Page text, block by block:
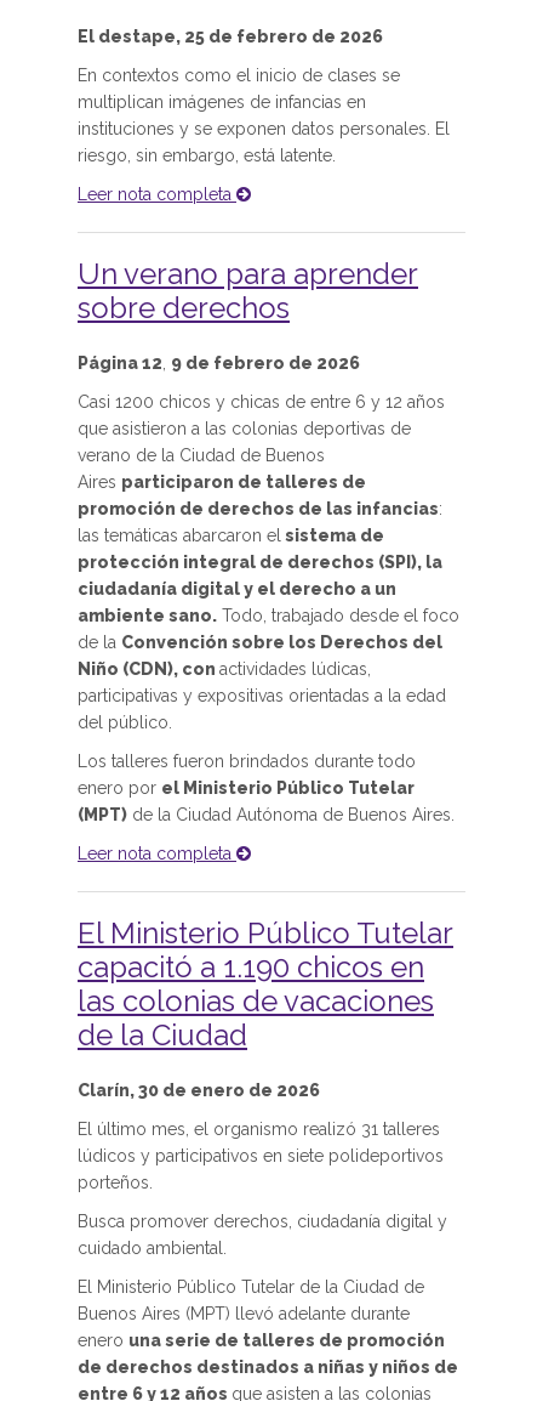
El destape, 25 de febrero de 2026
En contextos como el inicio de clases se
multiplican imágenes de infancias en
instituciones y se exponen datos personales. El
riesgo, sin embargo, está latente.
Leer nota completa
Un verano para aprender
sobre derechos
Página 12 9 de febrero de 2026
Casi 1200 chicos y chicas de entre 6 y 12 años
que asistieron a las colonias deportivas de
verano de la Ciudad de Buenos
Aires participaron de talleres de
promoción de derechos de las infancias:
las temáticas abarcaron el sistema de
protección integral de derechos (SPI), la
ciudadanía digital y el derecho a un
ambiente sano. Todo, trabajado desde el foco
de la Convención sobre los Derechos del
Niño (CDN), con actividades lúdicas,
participativas y expositivas orientadas a la edad
del público.
Los talleres fueron brindados durante todo
enero por el Ministerio Público Tutelar
(MPT) de la Ciudad Autónoma de Buenos Aires.
Leer nota completa
El Ministerio Público Tutelar
capacitó a 1.190 chicos en
las colonias de vacaciones
de la Ciudad
Clarín, 30 de enero de 2026
El último mes, el organismo realizó 31 talleres
lúdicos y participativos en siete polideportivos
porteños.
Busca promover derechos, ciudadanía digital y
cuidado ambiental.
El Ministerio Público Tutelar de la Ciudad de
Buenos Aires (MPT) llevó adelante durante
enero una serie de talleres de promoción
de derechos destinados a niñas y niños de
entre 6 y 12 años que asisten a las colonias